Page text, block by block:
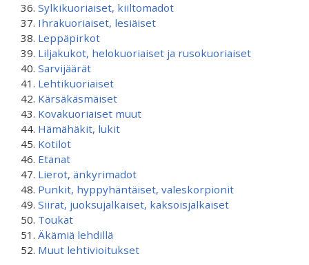
Sylkikuoriaiset, kiiltomadot
Ihrakuoriaiset, lesiäiset
Leppäpirkot
Liljakukot, helokuoriaiset ja rusokuoriaiset
Sarvijäärät
Lehtikuoriaiset
Kärsäkäsmäiset
Kovakuoriaiset muut
Hämähäkit, lukit
Kotilot
Etanat
Lierot, änkyrimadot
Punkit, hyppyhäntäiset, valeskorpionit
Siirat, juoksujalkaiset, kaksoisjalkaiset
Toukat
Äkämiä lehdillä
Muut lehtivioitukset